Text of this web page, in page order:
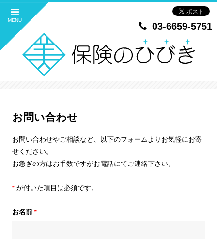
MENU
03-6659-5751
お問い合わせ
お問い合わせやご相談など、以下のフォームよりお気軽にお寄
せください。
お急ぎの方はお手数ですがお電話にてご連絡下さい。
* が付いた項目は必須です。
お名前 *